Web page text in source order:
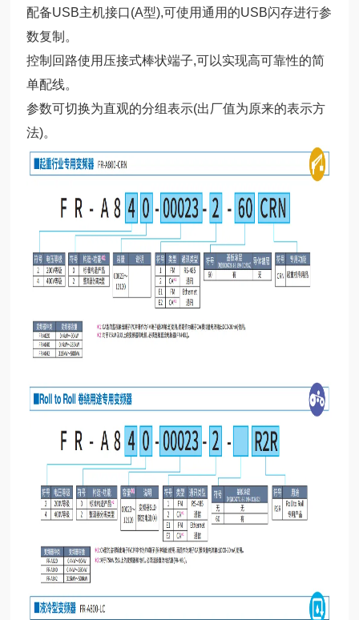
配备USB主机接口(A型),可使用通用的USB闪存进行参
数复制。
控制回路使用压接式棒状端子,可以实现高可靠性的简
单配线。
参数可切换为直观的分组表示(出厂值为原来的表示方
法)。